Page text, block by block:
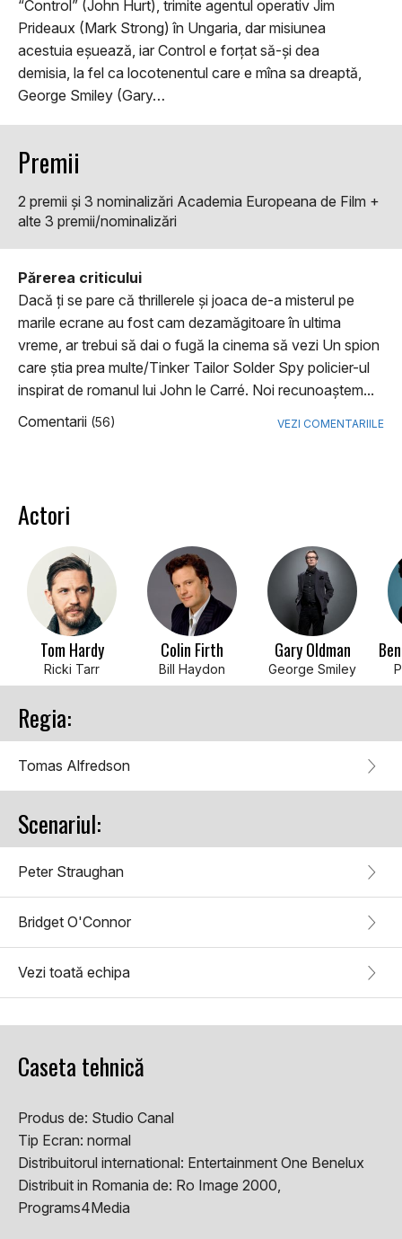
“Control” (John Hurt), trimite agentul operativ Jim
Prideaux (Mark Strong) în Ungaria, dar misiunea
acestuia eșuează, iar Control e forțat să-și dea
demisia, la fel ca locotenentul care e mîna sa dreaptă,
George Smiley (Gary…
Premii
2 premii şi 3 nominalizări Academia Europeana de Film +
alte 3 premii/nominalizări
Părerea criticului
Dacă ţi se pare că thrillerele şi joaca de-a misterul pe
marile ecrane au fost cam dezamăgitoare în ultima
vreme, ar trebui să dai o fugă la cinema să vezi Un spion
care ştia prea multe/Tinker Tailor Solder Spy policier-ul
inspirat de romanul lui John le Carré. Noi recunoaştem...
Comentarii (56) VEZI COMENTARIILE
Actori
Tom Hardy
Ricki Tarr
Colin Firth
Bill Haydon
Gary Oldman
George Smiley
Regia:
Tomas Alfredson
Scenariul:
Peter Straughan
Bridget O'Connor
Vezi toată echipa
Caseta tehnică
Produs de: Studio Canal
Tip Ecran: normal
Distribuitorul international: Entertainment One Benelux
Distribuit in Romania de: Ro Image 2000,
Programs4Media